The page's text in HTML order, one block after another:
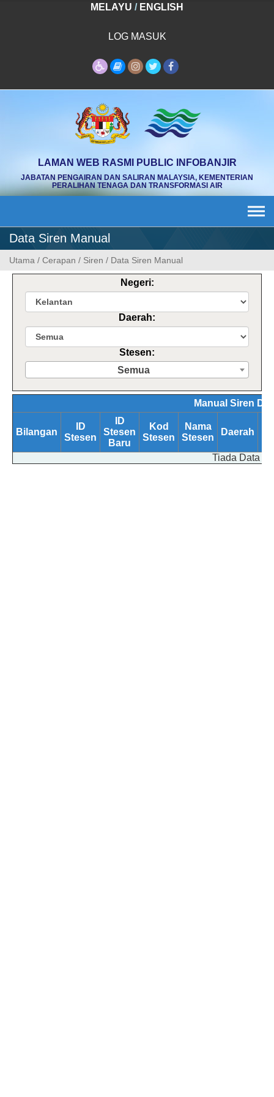
MELAYU / ENGLISH
LOG MASUK
LAMAN WEB RASMI PUBLIC INFOBANJIR
JABATAN PENGAIRAN DAN SALIRAN MALAYSIA, KEMENTERIAN
PERALIHAN TENAGA DAN TRANSFORMASI AIR
Data Siren Manual
Utama / Cerapan / Siren / Data Siren Manual
Negeri:
Daerah:
Stesen:
Semua
Manual Siren
Bilangan
ID
Stesen
ID
Stesen
Baru
Kod
Stesen
Nama
Stesen
Daerah
Tiada Data